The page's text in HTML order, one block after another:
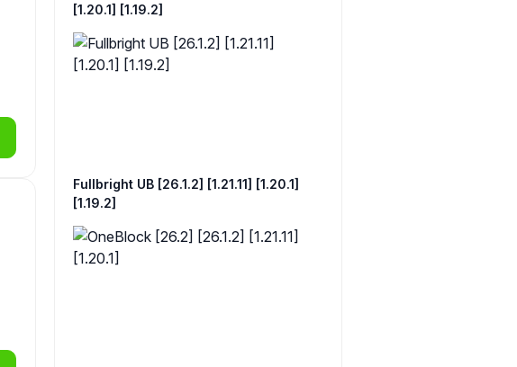
[1.20.1] [1.19.2]
Fullbright UB [26.1.2] [1.21.11] [1.20.1]
[1.19.2]